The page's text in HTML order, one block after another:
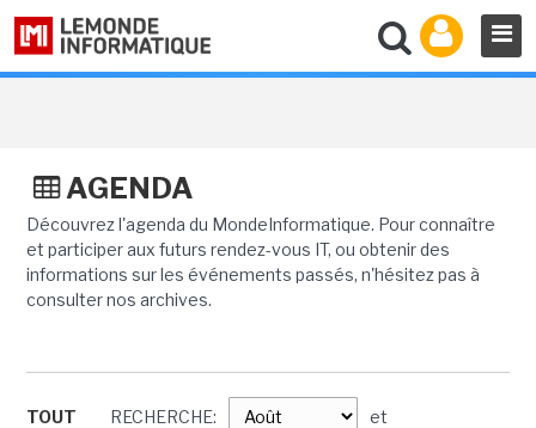
AGENDA
Découvrez l'agenda du MondeInformatique. Pour connaître
et participer aux futurs rendez-vous IT, ou obtenir des
informations sur les événements passés, n'hésitez pas à
consulter nos archives.
TOUT RECHERCHE: et